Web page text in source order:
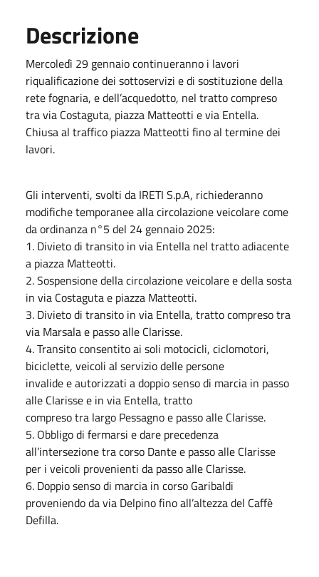
Descrizione
Mercoledì 29 gennaio continueranno i lavori
riqualificazione dei sottoservizi e di sostituzione della
rete fognaria, e dell’acquedotto, nel tratto compreso
tra via Costaguta, piazza Matteotti e via Entella.
Chiusa al traffico piazza Matteotti fino al termine dei
lavori.
Gli interventi, svolti da IRETI S.p.A, richiederanno
modifiche temporanee alla circolazione veicolare come
da ordinanza n°5 del 24 gennaio 2025:
1.⁠ ⁠Divieto di transito in via Entella nel tratto adiacente
a piazza Matteotti.
2.⁠ ⁠Sospensione della circolazione veicolare e della sosta
in via Costaguta e piazza Matteotti.
3.⁠ ⁠Divieto di transito in via Entella, tratto compreso tra
via Marsala e passo alle Clarisse.
4.⁠ ⁠Transito consentito ai soli motocicli, ciclomotori,
biciclette, veicoli al servizio delle persone
invalide e autorizzati a doppio senso di marcia in passo
alle Clarisse e in via Entella, tratto
compreso tra largo Pessagno e passo alle Clarisse.
5.⁠ ⁠Obbligo di fermarsi e dare precedenza
all’intersezione tra corso Dante e passo alle Clarisse
per i veicoli provenienti da passo alle Clarisse.
6.⁠ ⁠Doppio senso di marcia in corso Garibaldi
proveniendo da via Delpino fino all’altezza del Caffè
Defilla.